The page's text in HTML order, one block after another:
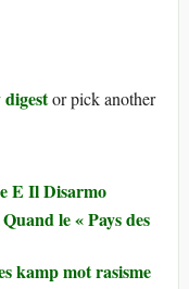
or pick another
E Il Disarmo
le « Pays des
kamp mot rasisme